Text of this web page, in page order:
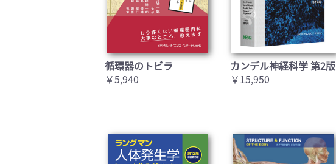
循環器のトビラ
￥5,940
カンデル神経科学 第2版
￥15,950